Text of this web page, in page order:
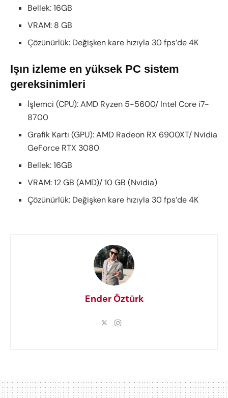
Bellek: 16GB
VRAM: 8 GB
Çözünürlük: Değişken kare hızıyla 30 fps’de 4K
Işın izleme en yüksek PC sistem
gereksinimleri
İşlemci (CPU): AMD Ryzen 5-5600/ Intel Core i7-
8700
Grafik Kartı (GPU): AMD Radeon RX 6900XT/ Nvidia
GeForce RTX 3080
Bellek: 16GB
VRAM: 12 GB (AMD)/ 10 GB (Nvidia)
Çözünürlük: Değişken kare hızıyla 30 fps’de 4K
Ender Öztürk